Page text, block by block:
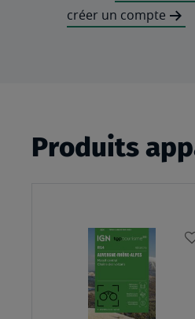
créer un compte
Produits